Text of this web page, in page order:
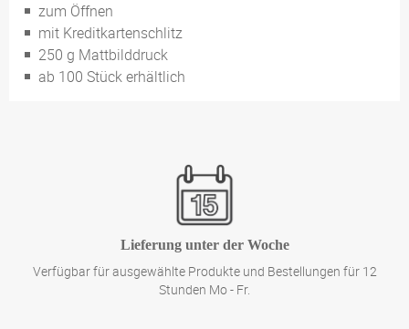
zum Öffnen
mit Kreditkartenschlitz
250 g Mattbilddruck
ab 100 Stück erhältlich
Lieferung unter der Woche
Verfügbar für ausgewählte Produkte und Bestellungen für 12
Stunden Mo - Fr.